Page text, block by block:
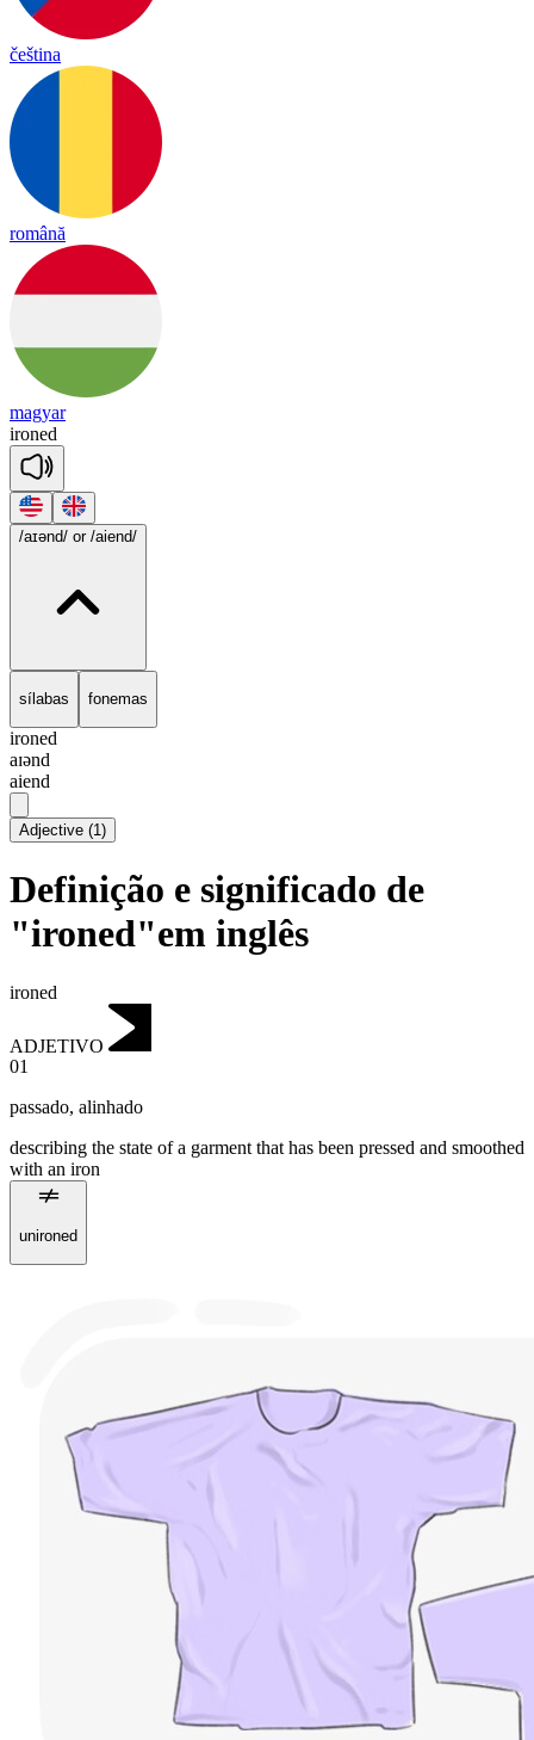
čeština
română
magyar
ironed
/aɪənd/ or /aiend/
sílabas fonemas
ironed
aɪənd
aiend
Adjective (1)
Definição e significado de
"ironed"em inglês
ironed
ADJETIVO
01
passado, alinhado
describing the state of a garment that has been pressed and smoothed
with an iron
unironed